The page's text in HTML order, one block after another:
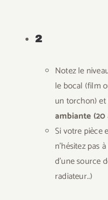
2
Notez le
le bocal (film
un torchon) et
ambiante (20
Si votre pièce
n’hésitez pas
d’une source
radiateur..)